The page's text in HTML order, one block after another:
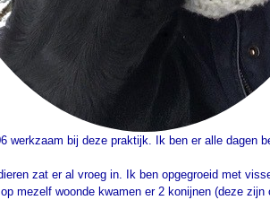
werkzaam bij deze praktijk. Ik ben er alle dagen
zat er al vroeg in. Ik ben opgegroeid met
mezelf woonde kwamen er 2 konijnen (deze zijn